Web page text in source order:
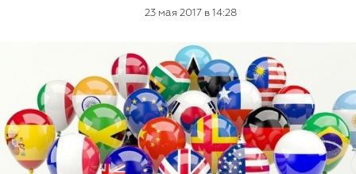
23 мая 2017 в 14:28